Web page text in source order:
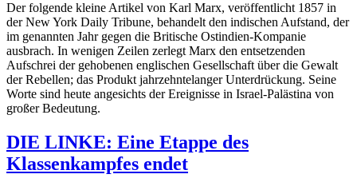
Der folgende kleine Artikel von Karl Marx, veröffentlicht 1857 in
derNew York Daily Tribune, behandelt den indischen Aufstand, der
im genannten Jahr gegen die Britische Ostindien-Kompanie
ausbrach. In wenigen Zeilen zerlegt Marx den entsetzenden
Aufschrei der gehobenen englischen Gesellschaft über die Gewalt
der Rebellen; das Produkt jahrzehntelanger Unterdrückung. Seine
Worte sind heute angesichts der Ereignisse in Israel-Palästina von
großer Bedeutung.
DIE LINKE: Eine Etappe des
Klassenkampfes endet